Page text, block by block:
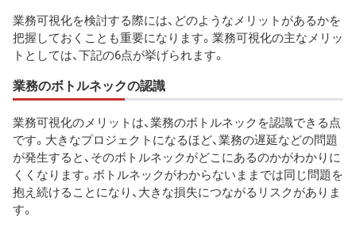
業務可視化を検討する際には、どのようなメリットがあるかを
把握しておくことも重要になります。業務可視化の主なメリッ
トとしては、下記の6点が挙げられます。
業務のボトルネックの認識
業務可視化のメリットは、業務のボトルネックを認識できる点
です。大きなプロジェクトになるほど、業務の遅延などの問題
が発生すると、そのボトルネックがどこにあるのかがわかりに
くくなります。ボトルネックがわからないままでは同じ問題を
抱え続けることになり、大きな損失につながるリスクがありま
す。